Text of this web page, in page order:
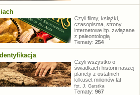
Czyli filmy, książki,
czasopisma, strony
internetowe itp. związane
z paleontologią
Tematy: 254
Czyli wszystko o
świadkach historii naszej
planety z ostatnich
kilkuset milionów lat
fot. J. Garstka
Tematy: 967